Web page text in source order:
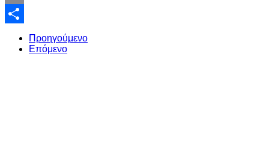
Email
Share
Προηγούμενο
Επόμενο